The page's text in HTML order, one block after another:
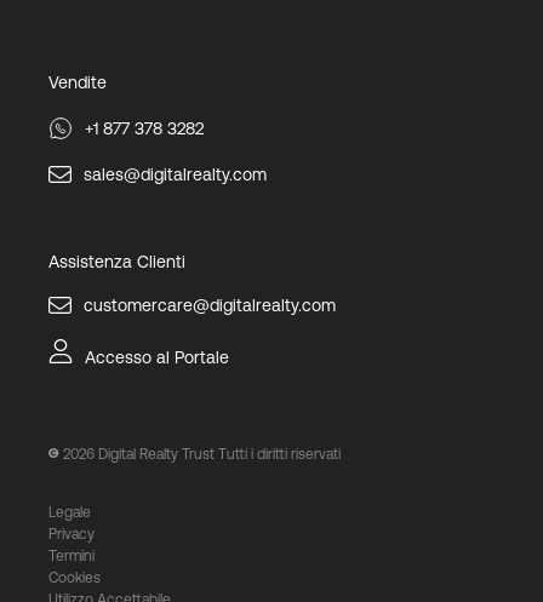
Vendite
+1 877 378 3282
sales@digitalrealty.com
Assistenza Clienti
customercare@digitalrealty.com
Accesso al Portale
2026 Digital Realty Trust Tutti i diritti riservati
Legale
Privacy
Termini
Cookies